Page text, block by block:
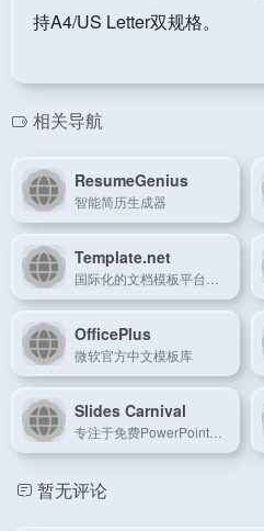
持A4/US Letter双规格。
相关导航
ResumeGenius
智能简历生成器
Template.net
OfficePlus
微软官方中文模板库
Slides Carnival
暂无评论